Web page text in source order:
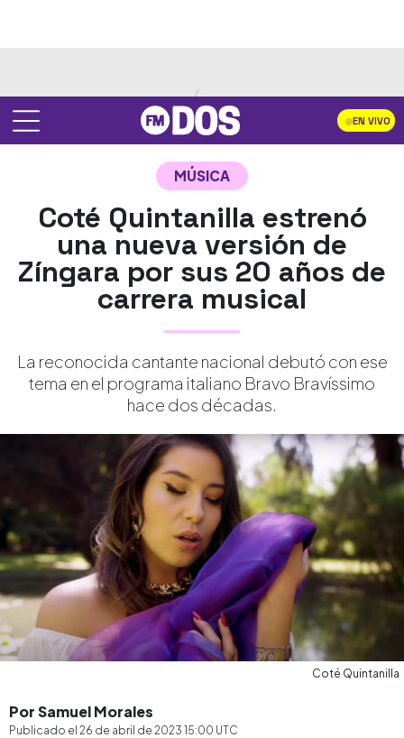
EN VIVO
MÚSICA
Coté Quintanilla estrenó
una nueva versión de
Zíngara por sus 20 años de
carrera musical
La reconocida cantante nacional debutó con ese
tema en el programa italiano Bravo Bravíssimo
hace dos décadas.
Coté Quintanilla
Por Samuel Morales
Publicado el 26 de abril de 2023 15:00 UTC